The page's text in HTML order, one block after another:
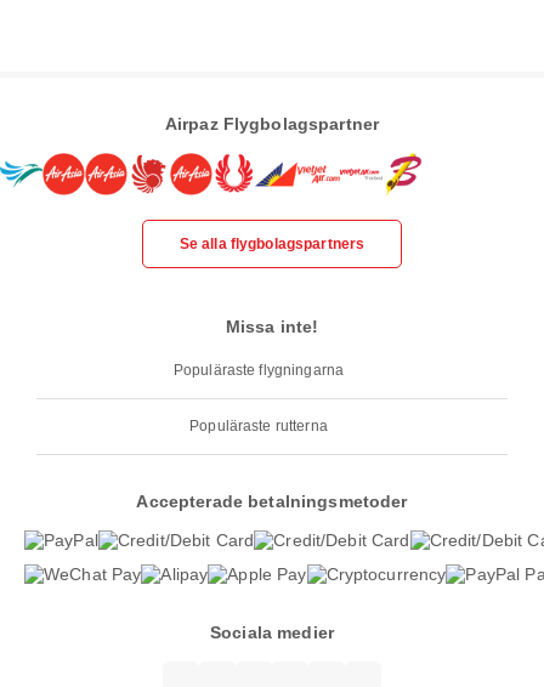
Airpaz Flygbolagspartner
Se alla flygbolagspartners
Missa inte!
Populäraste flygningarna
Populäraste rutterna
Accepterade betalningsmetoder
Sociala medier